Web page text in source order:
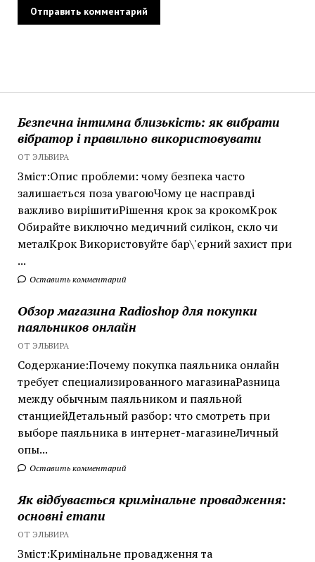
Безпечна інтимна близькість: як вибрати
вібратор і правильно використовувати
ОТ ЭЛЬВИРА
Зміст:Опис проблеми: чому безпека часто
залишається поза увагоюЧому це насправді
важливо вирішитиРішення крок за крокомКрок
Обирайте виключно медичний силікон, скло чи
металКрок Використовуйте бар\'єрний захист при
...
Оставить комментарий
Обзор магазина Radioshop для покупки
паяльников онлайн
ОТ ЭЛЬВИРА
Содержание:Почему покупка паяльника онлайн
требует специализированного магазинаРазница
между обычным паяльником и паяльной
станциейДетальный разбор: что смотреть при
выборе паяльника в интернет-магазинеЛичный
опы...
Оставить комментарий
Як відбувається кримінальне провадження:
основні етапи
ОТ ЭЛЬВИРА
Зміст:Кримінальне провадження та